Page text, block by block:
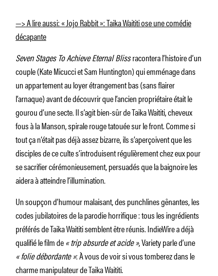
—> A lire aussi: « Jojo Rabbit »: Taika Waititi ose une comédie
décapante
Seven Stages To Achieve Eternal Blissracontera l’histoire d’un
couple (Kate Micucci et Sam Huntington) qui emménage dans
un appartement au loyer étrangement bas (sans flairer
l’arnaque) avant de découvrir que l’ancien propriétaire était le
gourou d’une secte. Il s’agit bien-sûr de Taika Waititi, cheveux
fous à la Manson, spirale rouge tatouée sur le front. Comme si
tout ça n’était pas déjà assez bizarre, ils s’aperçoivent que les
disciples de ce culte s’introduisent régulièrement chez eux pour
se sacrifier cérémonieusement, persuadés que la baignoire les
aidera à atteindre l’illumination.
Un soupçon d’humour malaisant, des punchlines gênantes, les
codes jubilatoires de la parodie horrifique : tous les ingrédients
préférés de Taika Waititi semblent être réunis. IndieWire a déjà
qualifié le film de« trip absurde et acide », Variety parle d’une
« folie débordante »: À vous de voir si vous tomberez dans le
charme manipulateur de Taika Waititi.